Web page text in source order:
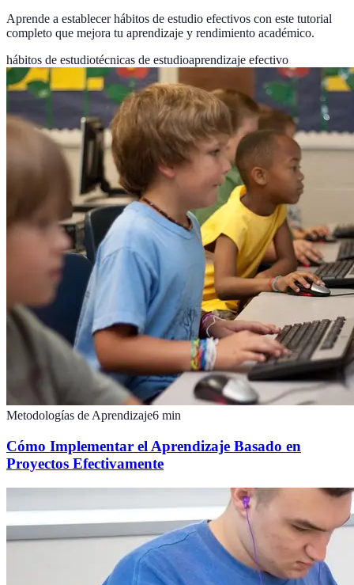
Aprende a establecer hábitos de estudio efectivos con este tutorial
completo que mejora tu aprendizaje y rendimiento académico.
hábitos de estudiotécnicas de estudioaprendizaje efectivo
Metodologías de Aprendizaje6 min
Cómo Implementar el Aprendizaje Basado en
Proyectos Efectivamente